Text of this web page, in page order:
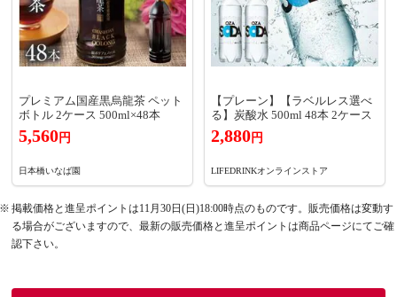
プレミアム国産黒烏龍茶 ペット
ボトル 2ケース 500ml×48本
5,560円
日本橋いなば園
【プレーン】【ラベルレス選べ
る】炭酸水 500ml 48本 2ケース
2,880円
LIFEDRINKオンラインストア
掲載価格と進呈ポイントは11月30日(日)18:00時点のものです。販売価格は変動す
る場合がございますので、最新の販売価格と進呈ポイントは商品ページにてご確
認下さい。